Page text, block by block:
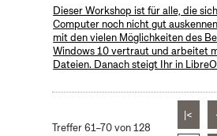
Dieser Workshop ist für alle, die
Computer noch nicht gut
mit den vielen Möglichkeiten des
Windows 10 vertraut und arbeitet
Dateien. Danach steigt Ihr in
Treffer 61–70 von 128
|<